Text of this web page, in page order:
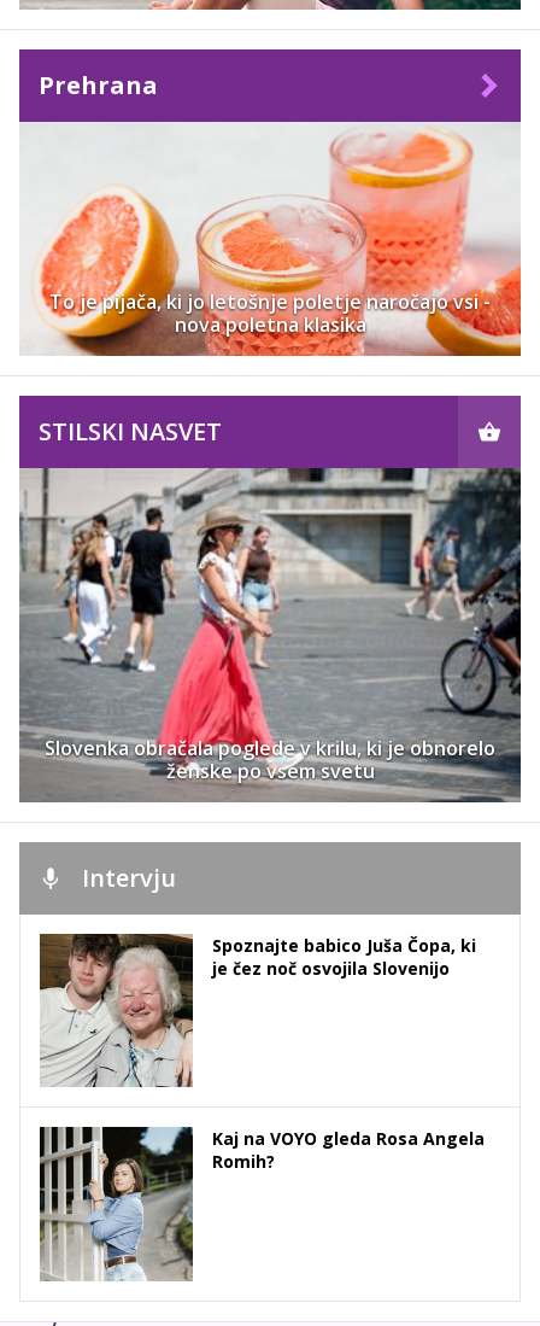
Prehrana
To je pijača, ki jo letošnje poletje naročajo vsi -
nova poletna klasika
STILSKI NASVET
Slovenka obračala poglede v krilu, ki je obnorelo
ženske po vsem svetu
Intervju
Spoznajte babico Juša Čopa, ki
je čez noč osvojila Slovenijo
Kaj na VOYO gleda Rosa Angela
Romih?